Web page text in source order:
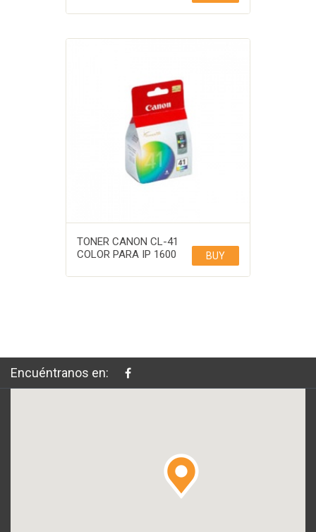
TONER CANON CL-41
COLOR PARA IP 1600
BUY
Encuéntranos en: